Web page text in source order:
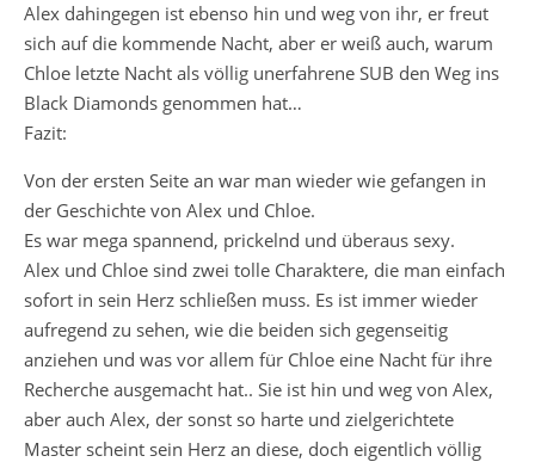
Alex dahingegen ist ebenso hin und weg von ihr, er freut
sich auf die kommende Nacht, aber er weiß auch, warum
Chloe letzte Nacht als völlig unerfahrene SUB den Weg ins
Black Diamonds genommen hat…
Fazit:
Von der ersten Seite an war man wieder wie gefangen in
der Geschichte von Alex und Chloe.
Es war mega spannend, prickelnd und überaus sexy.
Alex und Chloe sind zwei tolle Charaktere, die man einfach
sofort in sein Herz schließen muss. Es ist immer wieder
aufregend zu sehen, wie die beiden sich gegenseitig
anziehen und was vor allem für Chloe eine Nacht für ihre
Recherche ausgemacht hat.. Sie ist hin und weg von Alex,
aber auch Alex, der sonst so harte und zielgerichtete
Master scheint sein Herz an diese, doch eigentlich völlig